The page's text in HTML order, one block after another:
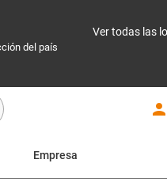
del país
Ver todas las
Empresa